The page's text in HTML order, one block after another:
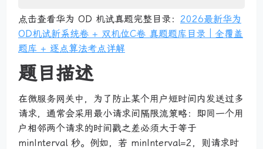
点击查看华为 OD 机试真题完整目录： 2026最新华为
OD机试新系统卷 + 双机位C卷 真题题库目录｜全覆盖
题库 + 逐点算法考点详解
题目描述
在微服务网关中，为了防止某个用户短时间内发送过多
请求，通常会采用最小请求间隔限流策略：即同一个用
户相邻两个请求的时间戳之差必须大于等于
minInterval 秒。例如，若 minInterval=2，则请求时